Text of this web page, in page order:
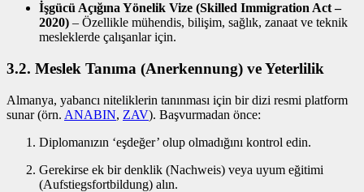
İşgücü Açığına Yönelik Vize (Skilled Immigration Act –
2020) – Özellikle mühendis, bilişim, sağlık, zanaat ve teknik
mesleklerde çalışanlar için.
3.2. Meslek Tanıma (Anerkennung) ve Yeterlilik
Almanya, yabancı niteliklerin tanınması için bir dizi resmi platform
sunar (örn. ANABIN, ZAV). Başvurmadan önce:
Diplomanızın ‘eşdeğer’ olup olmadığını kontrol edin.
Gerekirse ek bir denklik (Nachweis) veya uyum eğitimi
(Aufstiegsfortbildung) alın.